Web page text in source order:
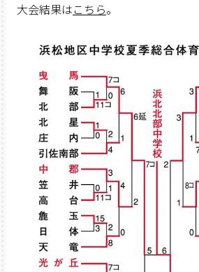
大会結果はこちら。